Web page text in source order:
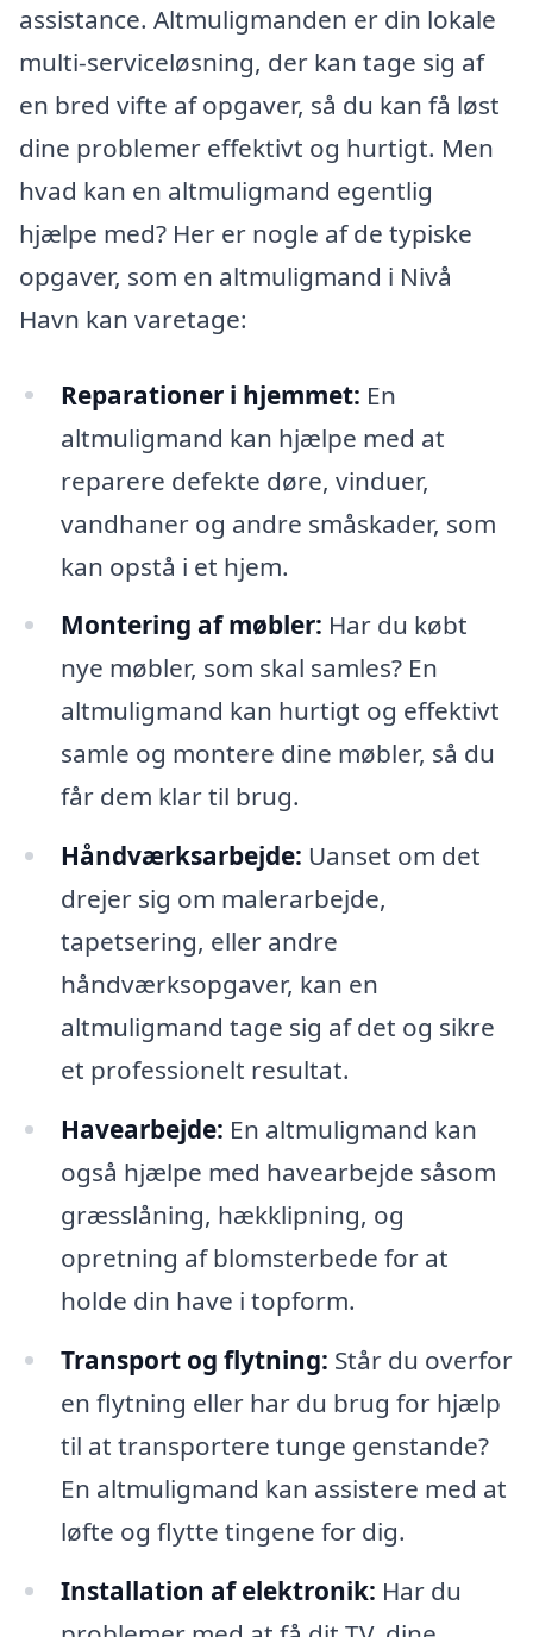
assistance. Altmuligmanden er din lokale
multi-serviceløsning, der kan tage sig af
en bred vifte af opgaver, så du kan få løst
dine problemer effektivt og hurtigt. Men
hvad kan en altmuligmand egentlig
hjælpe med? Her er nogle af de typiske
opgaver, som en altmuligmand i Nivå
Havn kan varetage:
Reparationer i hjemmet: En
altmuligmand kan hjælpe med at
reparere defekte døre, vinduer,
vandhaner og andre småskader, som
kan opstå i et hjem.
Montering af møbler: Har du købt
nye møbler, som skal samles? En
altmuligmand kan hurtigt og effektivt
samle og montere dine møbler, så du
får dem klar til brug.
Håndværksarbejde: Uanset om det
drejer sig om malerarbejde,
tapetsering, eller andre
håndværksopgaver, kan en
altmuligmand tage sig af det og sikre
et professionelt resultat.
Havearbejde: En altmuligmand kan
også hjælpe med havearbejde såsom
græsslåning, hækklipning, og
opretning af blomsterbede for at
holde din have i topform.
Transport og flytning: Står du overfor
en flytning eller har du brug for hjælp
til at transportere tunge genstande?
En altmuligmand kan assistere med at
løfte og flytte tingene for dig.
Installation af elektronik: Har du